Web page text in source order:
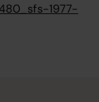
1977-